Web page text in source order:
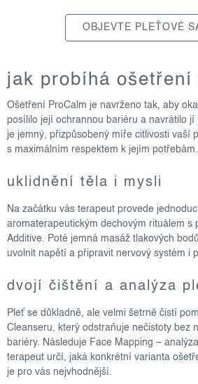
OBJEVTE PLEŤOVÉ
jak probíhá ošetření
Ošetření ProCalm je navrženo tak, aby
posílilo její ochrannou bariéru a navrátilo jí
je jemný, přizpůsobený míře citlivosti vaší
s maximálním respektem k jejím potřebám.
uklidnění těla i mysli
Na začátku vás terapeut provede
aromaterapeutickým dechovým rituálem s
Additive. Poté jemná masáž tlakových
uvolnit napětí a připravit nervový systém i
dvojí čištění a analýza
Pleť se důkladně, ale velmi šetrně čistí
Cleanseru, který odstraňuje nečistoty bez
bariéry. Následuje Face Mapping –
terapeut určí, jaká konkrétní varianta
je pro vás nejvhodnější.